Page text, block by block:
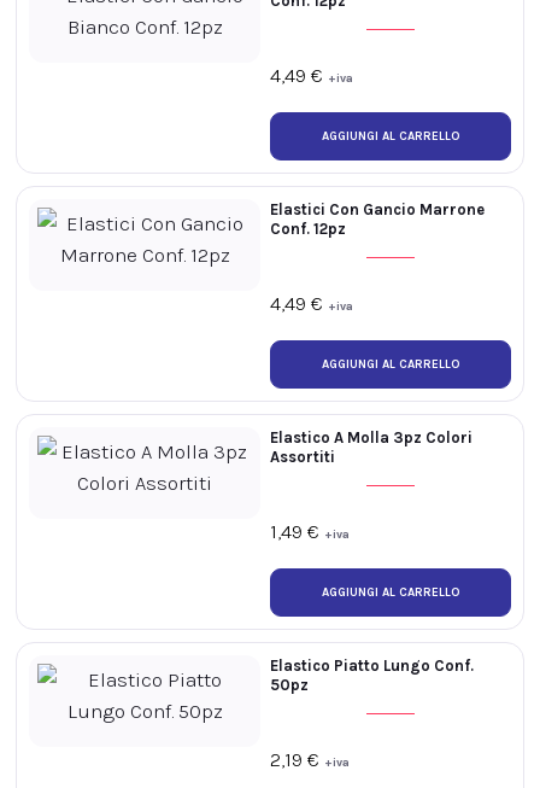
4,49 € +iva
4,49 € +iva
Elastici Con Gancio Marrone
Conf. 12pz
1,49 € +iva
Elastico A Molla 3pz Colori
Assortiti
2,19 € +iva
Elastico Piatto Lungo Conf.
50pz